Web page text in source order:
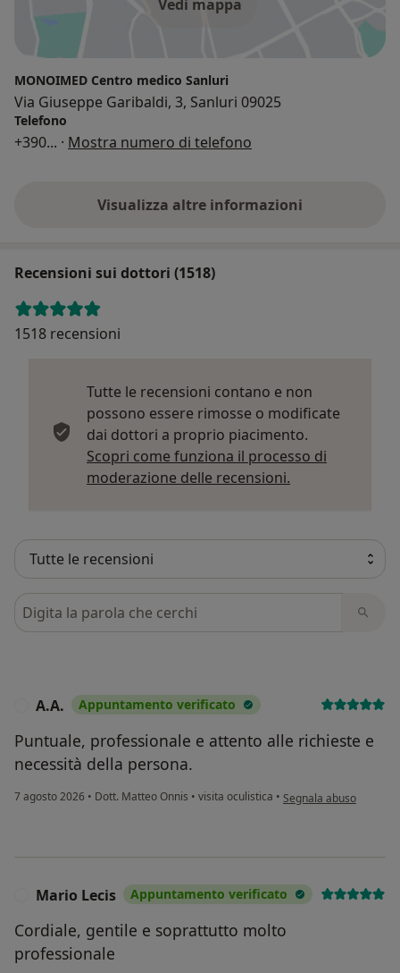
Vedi mappa
MONOIMED Centro medico Sanluri
Via Giuseppe Garibaldi, 3, Sanluri 09025
Telefono
+390... · Mostra numero di telefono
Visualizza altre informazioni
Recensioni sui dottori (1518)
1518 recensioni
Tutte le recensioni contano e non
possono essere rimosse o modificate
dai dottori a proprio piacimento.
Scopri come funziona il processo di
moderazione delle recensioni.
Cerca nelle recensioni
A.A. Appuntamento verificato
Puntuale, professionale e attento alle richieste e
necessità della persona.
7 agosto 2026 • Dott. Matteo Onnis • visita oculistica • secondo l'opinione
Segnala abuso
Mario Lecis Appuntamento verificato
Cordiale, gentile e soprattutto molto
professionale